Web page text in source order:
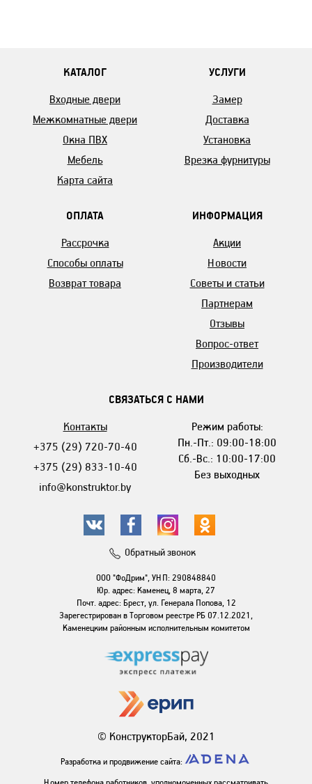
КАТАЛОГ
Входные двери
Межкомнатные двери
Окна ПВХ
Мебель
Карта сайта
УСЛУГИ
Замер
Доставка
Установка
Врезка фурнитуры
ОПЛАТА
Рассрочка
Способы оплаты
Возврат товара
ИНФОРМАЦИЯ
Акции
Новости
Советы и статьи
Партнерам
Отзывы
Вопрос-ответ
Производители
СВЯЗАТЬСЯ С НАМИ
Контакты
+375 (29) 720-70-40
+375 (29) 833-10-40
info@konstruktor.by
Режим работы:
Пн.-Пт.: 09:00-18:00
Сб.-Вс.: 10:00-17:00
Без выходных
Обратный звонок
ООО "ФоДрим", УНП: 290848840
Юр. адрес: Каменец, 8 марта, 27
Почт. адрес: Брест, ул. Генерала Попова, 12
Зарегестрирован в Торговом реестре РБ 07.12.2021,
Каменецким районным исполнительным комитетом
© КонструкторБай, 2021
Разработка и продвижение сайта: